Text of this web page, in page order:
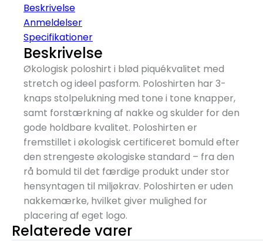
Beskrivelse
Anmeldelser
Specifikationer
Beskrivelse
Økologisk poloshirt i blød piquékvalitet med
stretch og ideel pasform. Poloshirten har 3-
knaps stolpelukning med tone i tone knapper,
samt forstærkning af nakke og skulder for den
gode holdbare kvalitet. Poloshirten er
fremstillet i økologisk certificeret bomuld efter
den strengeste økologiske standard – fra den
rå bomuld til det færdige produkt under stor
hensyntagen til miljøkrav. Poloshirten er uden
nakkemærke, hvilket giver mulighed for
placering af eget logo.
Relaterede varer